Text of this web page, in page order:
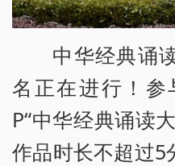
中华经典诵
名正在进行！参
P“中华经典诵读
作品时长不超过5